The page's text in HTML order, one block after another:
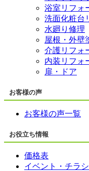
浴室リフォ
洗面化粧台
水廻り修理
屋根・外壁
介護リフォ
内装リフォ
扉・ドア
お客様の声
お客様の声一覧
お役立ち情報
価格表
イベント・チラ